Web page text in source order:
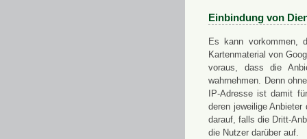
Einbindung von
Es kann vorkommen,
Kartenmaterial von
voraus, dass die
wahrnehmen. Denn
IP-Adresse ist damit
deren jeweilige
darauf, falls die Dritt-
die Nutzer darüber auf.